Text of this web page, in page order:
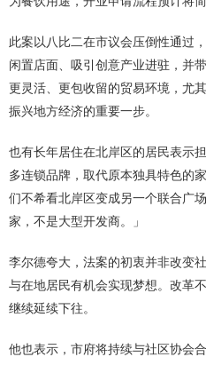
此案以八比二在市议会压倒性通过
闲置店面、吸引创意产业进驻，并
更灵活、更包收留的贸易环境，尤
振兴地方经济的重要一步。
也有长年居住在北岸区的居民表示
多连锁品牌，取代原本独具特色的
们不希看北岸区变成另一个联合广
家，不是大型开发商。」
李尔德夸大，法案的初衷并非改变
与在地居民有机会实现梦想。改革
继续延续下往。
他也表示，市府将持续与社区协会